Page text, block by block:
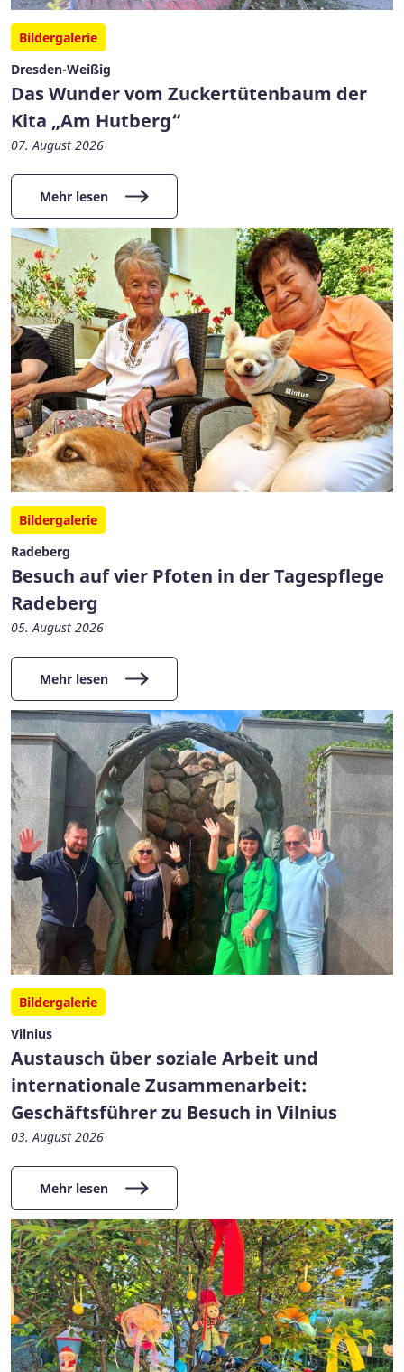
Bildergalerie
Dresden-Weißig
Das Wunder vom Zuckertütenbaum der
Kita „Am Hutberg“
07. August 2026
Mehr lesen
Bildergalerie
Radeberg
Besuch auf vier Pfoten in der Tagespflege
Radeberg
05. August 2026
Mehr lesen
Bildergalerie
Vilnius
Austausch über soziale Arbeit und
internationale Zusammenarbeit:
Geschäftsführer zu Besuch in Vilnius
03. August 2026
Mehr lesen